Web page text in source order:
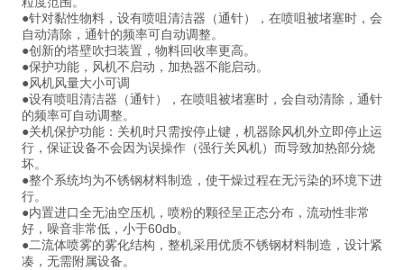
●针对黏性物料，设有喷咀清洁器（通针），在喷咀被堵塞时，会
自动清除，通针的频率可自动调整。
●创新的塔壁吹扫装置，物料回收率更高。
●保护功能，风机不启动，加热器不能启动。
●风机风量大小可调
●设有喷咀清洁器（通针），在喷咀被堵塞时，会自动清除，通针
的频率可自动调整。
●关机保护功能：关机时只需按停止键，机器除风机外立即停止运
行，保证设备不会因为误操作（强行关风机）而导致加热部分烧
坏。
●整个系统均为不锈钢材料制造，使干燥过程在无污染的环境下进
行。
●内置进口全无油空压机，喷粉的颗径呈正态分布，流动性非常
好，噪音非常低，小于60db。
●二流体喷雾的雾化结构，整机采用优质不锈钢材料制造，设计紧
凑，无需附属设备。